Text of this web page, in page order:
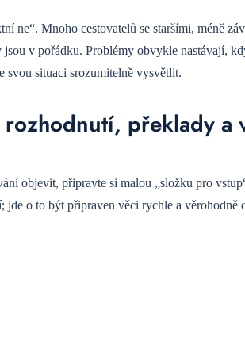
ne“. Mnoho cestovatelů se staršími, méně
v pořádku. Problémy obvykle nastávají,
svou situaci srozumitelně vysvětlit.
překlady a
objevit, připravte si malou „složku pro
o to být připraven věci rychle a věrohodně